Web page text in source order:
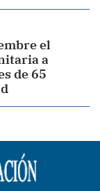
el
a
de 65